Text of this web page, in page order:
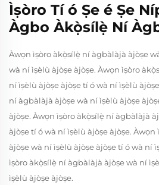
Ìṣòro Tí ó Ṣe é Ṣe
Àgbo Àkọ̀sílẹ̀ Ní
Àwọn ìṣòro àkọ̀sílẹ̀ ní àgbàlàjà àjòṣe
wà ní ìṣèlù àjòṣe àjòṣe. Àwọn ìṣòro
ní ìṣèlù àjòṣe àjòṣe tí ó wà ní ìṣèlù
ní àgbàlàjà àjòṣe wà ní ìṣèlù àjòṣe
àjòṣe. Àwọn ìṣòro àkọ̀sílẹ̀ ní àgbàlàjà
àjòṣe tí ó wà ní ìṣèlù àjòṣe àjòṣe.
àjòṣe wà ní ìṣèlù àjòṣe àjòṣe tí ó wà ní
ìṣòro àkọ̀sílẹ̀ ní àgbàlàjà àjòṣe wà ní
ìṣèlù àjòṣe àjòṣe.